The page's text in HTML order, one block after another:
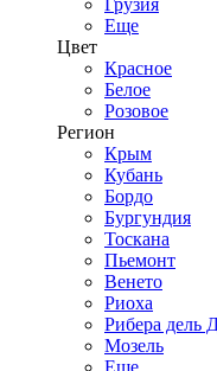
Грузия
Еще
Цвет
Красное
Белое
Розовое
Регион
Крым
Кубань
Бордо
Бургундия
Тоскана
Пьемонт
Венето
Риоха
Рибера дель
Мозель